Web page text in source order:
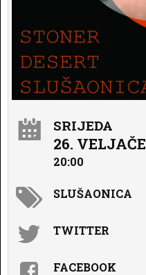
SRIJEDA
26. VELJAČE
20:00
SLUŠAONICA
TWITTER
FACEBOOK